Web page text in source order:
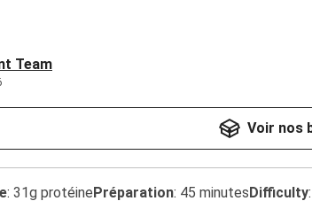
Team
Voir nos
: 31g protéinePréparation: 45 minutesDifficulty: